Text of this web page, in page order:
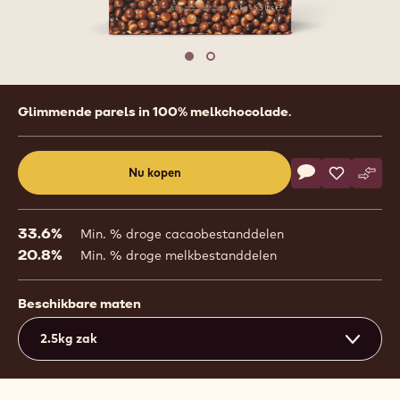
Move to slide 1
Move to slide 2
Product
information
Glimmende parels in 100% melkchocolade.
Nu kopen
a
window)
Actions
Schrijf een
- Callets™
Opslaan
- Callets™
-
33.6% Min. % droge cacaobestanddelen
20.8% Min. % droge melkbestanddelen
Beschikbare maten
2.5kg zak